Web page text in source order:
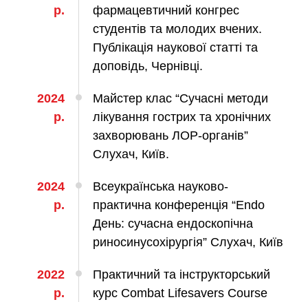
ушей
И ЛОР-ХИРУРГИЯ
пазух
лечение заболеваний и
гортани и глотки
лечение храпа
урология
косметология
р.
фармацевтичний конгрес
студентів та молодих вчених.
Публікація наукової статті та
доповідь, Чернівці.
2024
р.
Майстер клас “Сучасні методи
лікування гострих та хронічних
захворювань ЛОР-органів”
Слухач, Київ.
2024
р.
Всеукраїнська науково-
практична конференція “Endo
День: сучасна ендоскопічна
риносинусохірургія” Слухач, Київ
2022
р.
Практичний та інструкторський
курс Combat Lifesavers Course